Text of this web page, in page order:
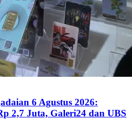
6 Agustus 2026:
2,7 Juta, Galeri24 dan UBS